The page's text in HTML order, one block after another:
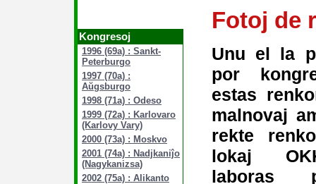
Kongresoj
1996 (69a) : Sankt-
Peterburgo
1997 (70a) :
Aŭgsburgo
1998 (71a) : Odeso
1999 (72a) : Karlovaro
(Karlovy Vary)
2000 (73a) : Moskvo
2001 (74a) : Nadjkaniĵo
(Nagykanizsa)
2002 (75a) : Alikanto
Fotoj de
Unu el la
por
estas
malnovaj
rekte
lokaj
laboras